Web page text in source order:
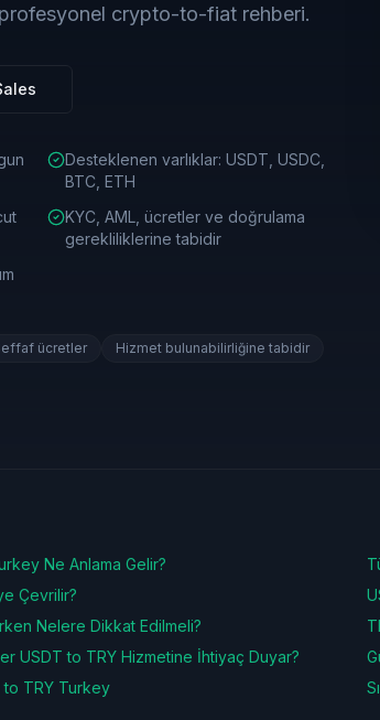
crypto-to-fiat rehberi.
Desteklenen varlıklar: USDT, USDC,
BTC, ETH
KYC, AML, ücretler ve doğrulama
gerekliliklerine tabidir
ücretler Hizmet bulunabilirliğine tabidir
Ne Anlama Gelir?
Çevrilir?
Nelere Dikkat Edilmeli?
USDT to TRY Hizmetine İhtiyaç Duyar?
TRY Turkey